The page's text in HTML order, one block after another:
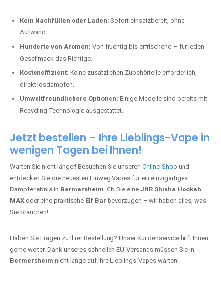
Kein Nachfüllen oder Laden: Sofort einsatzbereit, ohne
Aufwand.
Hunderte von Aromen: Von fruchtig bis erfrischend – für jeden
Geschmack das Richtige.
Kosteneffizient: Keine zusätzlichen Zubehörteile erforderlich,
direkt losdampfen.
Umweltfreundlichere Optionen: Einige Modelle sind bereits mit
Recycling-Technologie ausgestattet.
Jetzt bestellen – Ihre Lieblings-Vape in
wenigen Tagen bei Ihnen!
Warten Sie nicht länger! Besuchen Sie unseren Online-Shop und
entdecken Sie die neuesten Einweg Vapes für ein einzigartiges
Dampferlebnis in Bermersheim. Ob Sie eine JNR Shisha Hookah
MAX oder eine praktische Elf Bar bevorzugen – wir haben alles, was
Sie brauchen!
Haben Sie Fragen zu Ihrer Bestellung? Unser Kundenservice hilft Ihnen
gerne weiter. Dank unseres schnellen EU-Versands müssen Sie in
Bermersheim nicht lange auf Ihre Lieblings-Vapes warten!